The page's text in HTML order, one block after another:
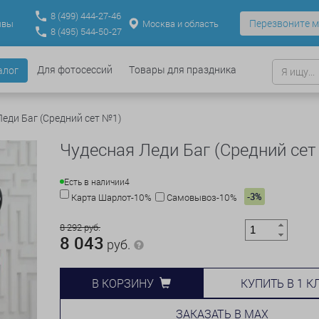
8 (499) 444-27-46
8 (495) 544-50-27
Москва и область Перезвоните
Для фотосессий Товары для праздника
Баг (Средний сет №1)
Чудесная Леди Баг (Средний
Есть в наличии4
Карта Шарлот-10% Самовывоз-10% -3%
8 292 руб.
8 043 руб.
В КОРЗИНУ КУПИТЬ В 1
ЗАКАЗАТЬ В MAX